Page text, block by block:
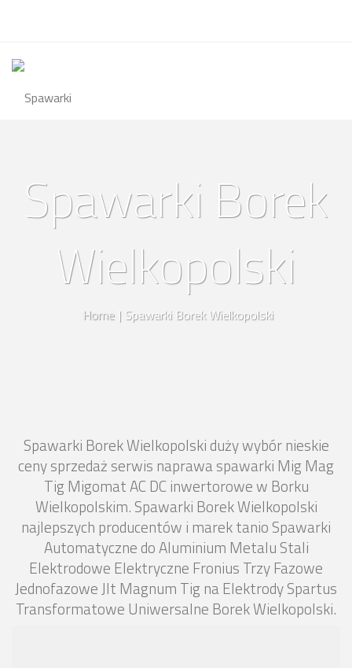
Spawarki Borek
Wielkopolski
Home | Spawarki Borek Wielkopolski
Spawarki Borek Wielkopolski duży wybór nieskie
ceny sprzedaż serwis naprawa spawarki Mig Mag
Tig Migomat AC DC inwertorowe w Borku
Wielkopolskim. Spawarki Borek Wielkopolski
najlepszych producentów i marek tanio Spawarki
Automatyczne do Aluminium Metalu Stali
Elektrodowe Elektryczne Fronius Trzy Fazowe
Jednofazowe Jlt Magnum Tig na Elektrody Spartus
Transformatowe Uniwersalne Borek Wielkopolski.